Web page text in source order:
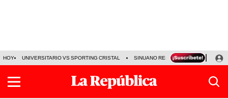
HOY UNIVERSITARIO VS SPORTING CRISTAL SINUANO RESULTADOS HOY